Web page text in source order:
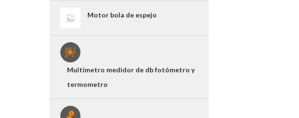
Motor bola de espejo
Multímetro medidor de db fotómetro y
termometro